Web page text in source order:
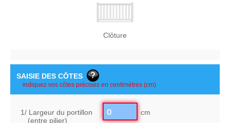
Clôture
SAISIE DES CÔTES
1/ Largeur du portillon
(entre pilier)
cm